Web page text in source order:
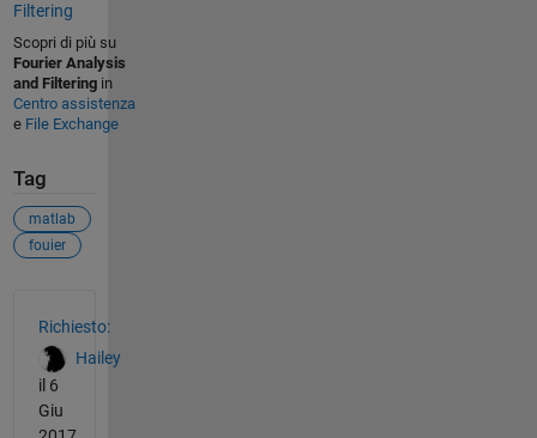
Filtering
Scopri di più su
Fourier Analysis
and Filteringin
Centro assistenza
e File Exchange
Tag
matlab
fouier
Richiesto:
Hailey
il 6
Giu